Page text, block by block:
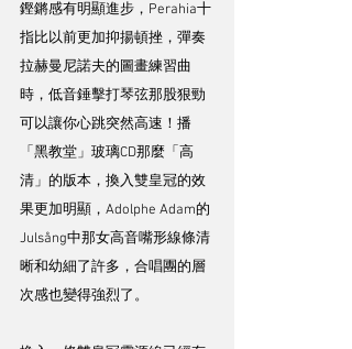
鏗鏘感有明顯進步，Perahia十
指比以前更加抑揚頓挫，彈奏
拉赫曼尼諾夫的圖畫練習曲
時，低音錘擊打琴弦那股狠勁
可以讓你心跳突然高速！播
「黑教堂」玻璃CD那麼「高
清」的版本，換入雙皇冠的效
果更加明顯，Adolphe Adam的
Julsång中那女高音嘴形線條清
晰和幼細了許多，合唱團的層
次感也變得強烈了。